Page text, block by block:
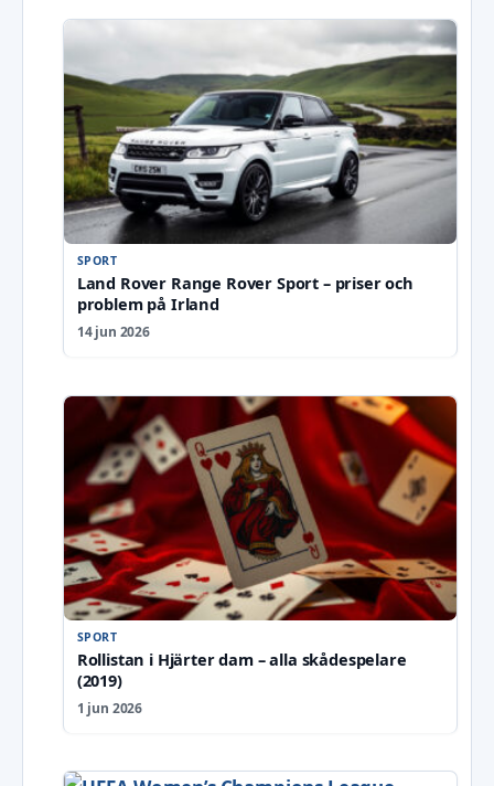
SPORT
Land Rover Range Rover Sport – priser och
problem på Irland
14 jun 2026
SPORT
Rollistan i Hjärter dam – alla skådespelare
(2019)
1 jun 2026